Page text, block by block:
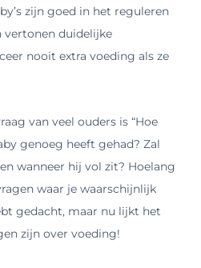
zijn goed in het reguleren
vertonen duidelijke
nooit extra voeding als ze
van veel ouders is “Hoe
genoeg heeft gehad? Zal
wanneer hij vol zit? Hoelang
waar je waarschijnlijk
gedacht, maar nu lijkt het
zijn over voeding!